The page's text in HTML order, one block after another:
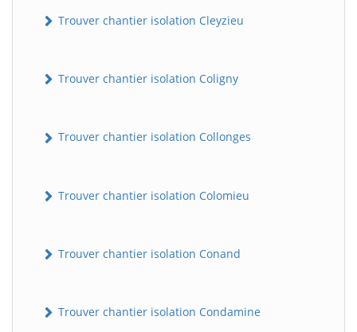
Trouver chantier isolation Cleyzieu
Trouver chantier isolation Coligny
Trouver chantier isolation Collonges
Trouver chantier isolation Colomieu
Trouver chantier isolation Conand
Trouver chantier isolation Condamine